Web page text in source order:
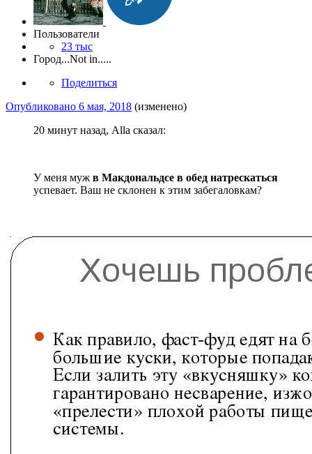
Пользователи
23 тыс
Город...Not in.....
Поделиться
Опубликовано 6 мая, 2018 (изменено)
20 минут назад, Alla сказал:
У меня муж в Макдональдсе в обед натрескаться
успевает. Ваш не склонен к этим забегаловкам?